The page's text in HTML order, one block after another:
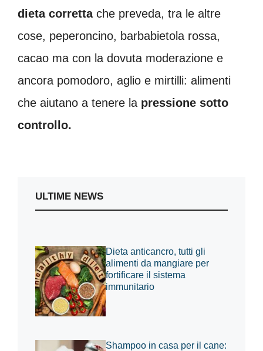
dieta correttache preveda, tra le altre
cose, peperoncino, barbabietola rossa,
cacao ma con la dovuta moderazione e
ancora pomodoro, aglio e mirtilli: alimenti
che aiutano a tenere la pressione sotto
controllo.
ULTIME NEWS
Dieta anticancro, tutti gli
alimenti da mangiare per
fortificare il sistema
immunitario
Shampoo in casa per il cane: